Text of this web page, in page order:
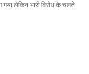
लेकिन भारी विरोध के चलते